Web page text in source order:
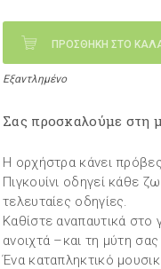
ΠΡΟΣΘΗΚΗ ΣΤΟ
Εξαντλημένο
Σας προσκαλούμε στη
Η ορχήστρα κάνει
Πιγκουίνι οδηγεί κάθε
τελευταίες οδηγίες.
Καθίστε αναπαυτικά στο
ανοιχτά –και τη μύτη
Ένα καταπληκτικό